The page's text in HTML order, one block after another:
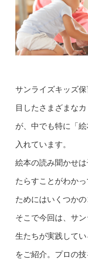
サンライズキッズ
目したさまざまな
が、中でも特に 「
入れています。
絵本の読み聞かせ
たらすことがわか
ためにはいくつかの
そこで今回は、サ
生たちが実践して
をご紹介。プロの